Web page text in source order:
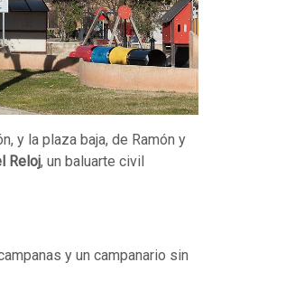
y la plaza baja, de Ramón y
Reloj, un baluarte civil
y un campanario sin